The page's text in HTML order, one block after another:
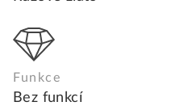
Funkce
Bez funkcí